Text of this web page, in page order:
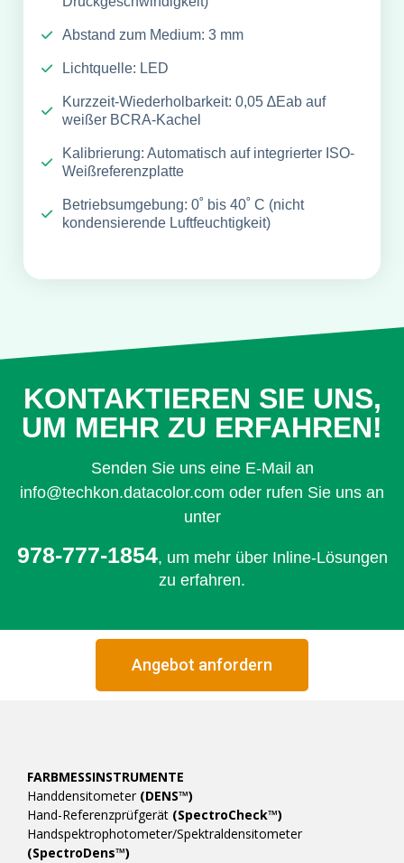
Abstand zum Medium: 3 mm
Lichtquelle: LED
Kurzzeit-Wiederholbarkeit: 0,05 ∆Eab auf
weißer BCRA-Kachel
Kalibrierung: Automatisch auf integrierter ISO-
Weißreferenzplatte
Betriebsumgebung: 0˚ bis 40˚ C (nicht
kondensierende Luftfeuchtigkeit)
KONTAKTIEREN SIE UNS,
UM MEHR ZU ERFAHREN!
Senden Sie uns eine E-Mail an
info@techkon.datacolor.com oder rufen Sie uns an
unter
978-777-1854, um mehr über Inline-Lösungen
zu erfahren.
Angebot anfordern
FARBMESSINSTRUMENTE
Handdensitometer (DENS™)
Hand-Referenzprüfgerät (SpectroCheck™)
Handspektrophotometer/Spektraldensitometer
(SpectroDens™)